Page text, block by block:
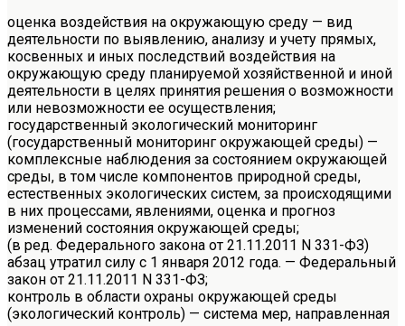
оценка воздействия на окружающую среду — вид
деятельности по выявлению, анализу и учету прямых,
косвенных и иных последствий воздействия на
окружающую среду планируемой хозяйственной и иной
деятельности в целях принятия решения о возможности
или невозможности ее осуществления;
государственный экологический мониторинг
(государственный мониторинг окружающей среды) —
комплексные наблюдения за состоянием окружающей
среды, в том числе компонентов природной среды,
естественных экологических систем, за происходящими
в них процессами, явлениями, оценка и прогноз
изменений состояния окружающей среды;
(в ред. Федерального закона от 21.11.2011 N 331-ФЗ)
абзац утратил силу с 1 января 2012 года. — Федеральный
закон от 21.11.2011 N 331-ФЗ;
контроль в области охраны окружающей среды
(экологический контроль) — система мер, направленная